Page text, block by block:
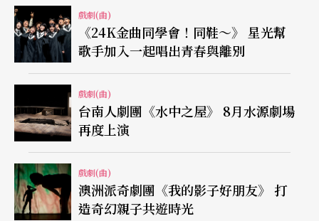
戲劇(曲)
《24K金曲同學會！同鞋～》 星光幫
歌手加入一起唱出青春與離別
戲劇(曲)
台南人劇團《水中之屋》 8月水源劇場
再度上演
戲劇(曲)
澳洲派奇劇團《我的影子好朋友》 打
造奇幻親子共遊時光